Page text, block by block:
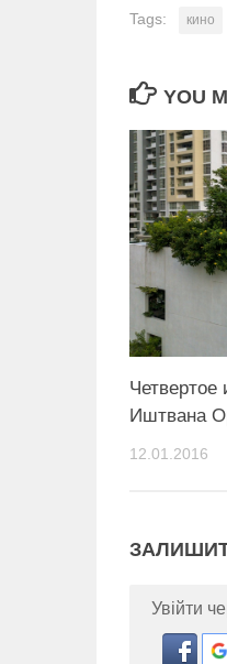
Tags: кино
YOU
Четвертое
Иштвана
12.01.2016
Увійти